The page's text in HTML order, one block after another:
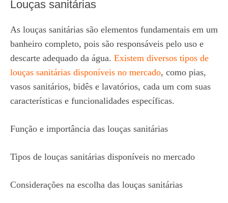
Louças sanitárias
As louças sanitárias são elementos fundamentais em um
banheiro completo, pois são responsáveis pelo uso e
descarte adequado da água. Existem diversos tipos de
louças sanitárias disponíveis no mercado, como pias,
vasos sanitários, bidês e lavatórios, cada um com suas
características e funcionalidades específicas.
Função e importância das louças sanitárias
Tipos de louças sanitárias disponíveis no mercado
Considerações na escolha das louças sanitárias